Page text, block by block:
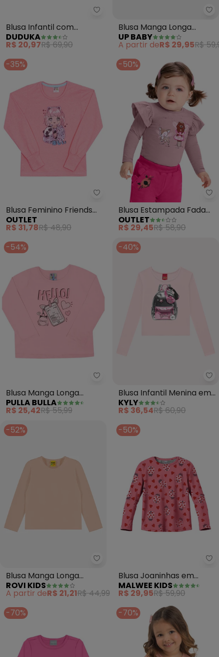
Duduka - Blusa Infantil com
Blusa Infantil com
Babado (Rosa)
DUDUKA
R$ 20,97R$ 69,90
Blusa Manga Longa
Infantil Menina (Rosa)
UP BABY
A partir deR$ 29,95R$
-35%
Outlet - Blusa Feminino Friends
Blusa Feminino Friends
(Rosa )
OUTLET
R$ 31,78R$ 48,90
-50%
Blusa Estampada Fada
Menina (Rosa )
OUTLET
R$ 29,45R$ 58,90
-54%
Pulla Bulla - Blusa Manga
Blusa Manga Longa
Menina (Rosa)
PULLA BULLA
R$ 25,42R$ 55,99
-40%
Blusa Infantil Menina em
Algodão (Rosa)
KYLY
R$ 36,54R$ 60,90
-52%
Rovi Kids - Blusa Manga Longa
Blusa Manga Longa
Infantil Feminina (Rosa)
ROVI KIDS
A partir deR$ 21,21R$ 44,99
-50%
Blusa Joaninhas em
Cotton (Coral)
MALWEE KIDS
R$ 29,95R$ 59,90
-70%
-70%